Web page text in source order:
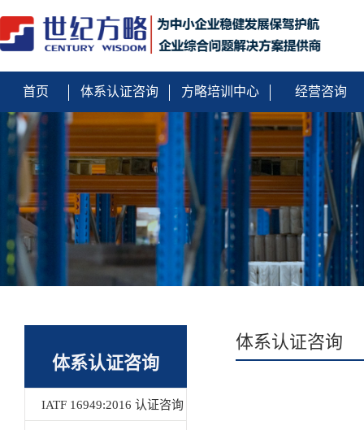
首页 体系认证咨询 方略培训中心 经营咨询
体系认证咨询
IATF 16949:2016 认证咨询
体系认证咨询